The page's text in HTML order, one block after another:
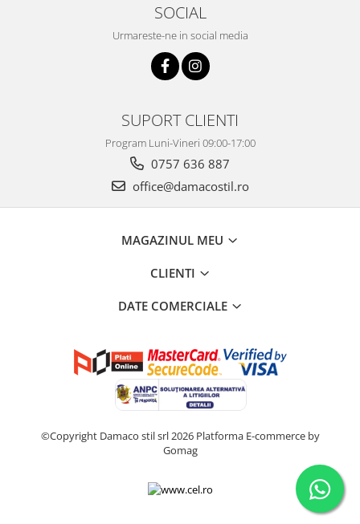
SOCIAL
Urmareste-ne in social media
SUPORT CLIENTI
Program Luni-Vineri 09:00-17:00
0757 636 887
office@damacostil.ro
MAGAZINUL MEU
CLIENTI
DATE COMERCIALE
©Copyright Damaco stil srl 2026 Platforma E-commerce by
Gomag